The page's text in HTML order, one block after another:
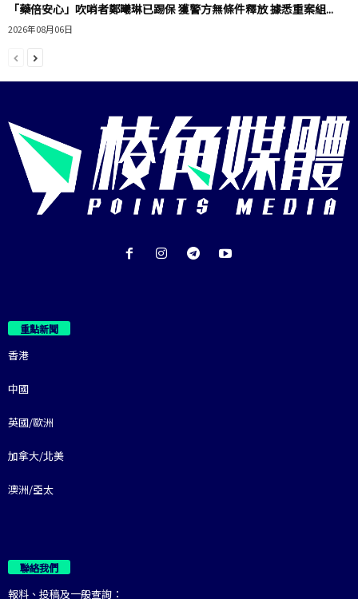
「藥倍安心」吹哨者鄭曦琳已踢保 獲警方無條件釋放 據悉重案組...
2026年08月06日
重點新聞
香港
中國
英國/歐洲
加拿大/北美
澳洲/亞太
聯絡我們
報料、投稿及一般查詢：